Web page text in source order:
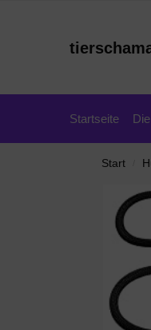
Startseite
Start